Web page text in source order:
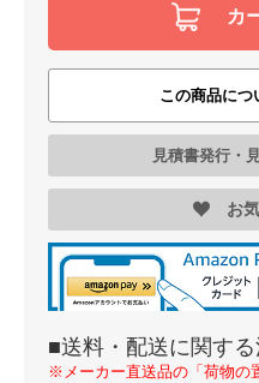
カ
この商品につ
見積書発行・
お
■送料・配送に関す
※メーカー直送品の「荷物の